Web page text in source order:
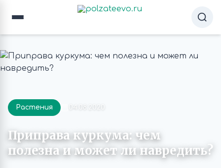
Растения 04.08.2020
Приправа куркума: чем
полезна и может ли навредить?